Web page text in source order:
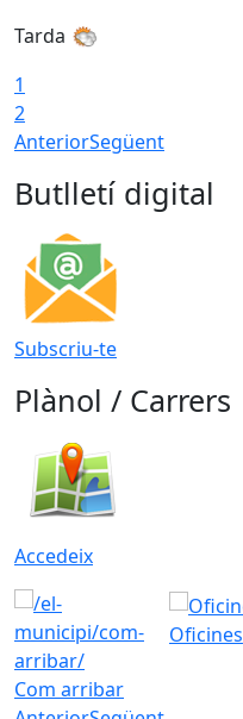
Tarda
1
2
AnteriorSegüent
Butlletí digital
Subscriu-te
Plànol / Carrers
Accedeix
Com arribar
Oficines